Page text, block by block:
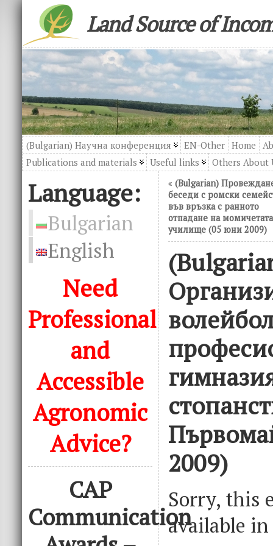
Land Source of
(Bulgarian) Научна конференция EN-Other Home
Publications and materials
Useful links Others About
Language:
Bulgarian
English
Need
Professional
and
Accessible
Agronomic
Advice?
CAP
Communication
« (Bulgarian)
беседи с ромски
във връзка с ранното
отпадане на
училище (05 юни 2009)
2009)
Sorry, this
available in